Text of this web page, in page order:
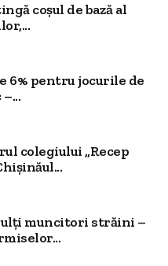
coșul de bază al
6% pentru jocurile de
colegiului „Recep
muncitori străini –